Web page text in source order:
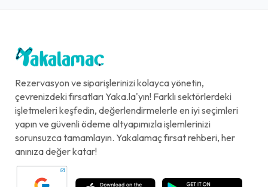
Rezervasyon ve siparişlerinizi kolayca yönetin,
çevrenizdeki fırsatları Yaka.la'yın! Farklı sektörlerdeki
işletmeleri keşfedin, değerlendirmelerle en iyi seçimleri
yapın ve güvenli ödeme altyapımızla işlemlerinizi
sorunsuzca tamamlayın. Yakalamaç fırsat rehberi, her
anınıza değer katar!